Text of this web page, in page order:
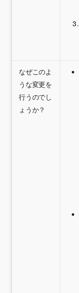
なぜこのよ
うな変更を
行うのでし
ょうか？